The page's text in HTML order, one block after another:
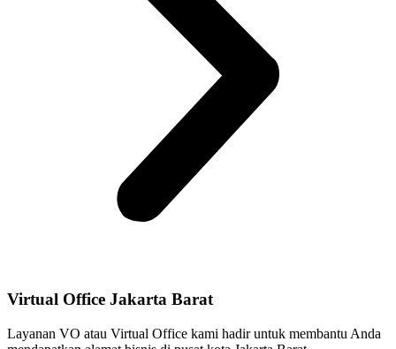
Virtual Office Jakarta Barat
Layanan VO atau Virtual Office kami hadir untuk membantu Anda